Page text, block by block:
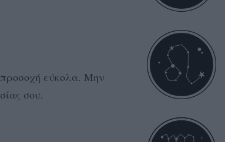
εύκολα. Μην
σου.